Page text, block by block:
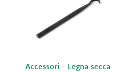
Accessori - Legna secca